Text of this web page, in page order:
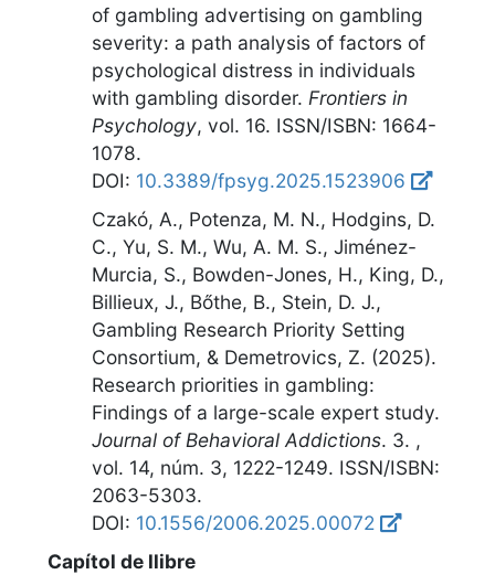
of gambling advertising on gambling
severity: a path analysis of factors of
psychological distress in individuals
with gambling disorder. Frontiers in
Psychology,vol. 16. ISSN/ISBN: 1664-
1078.
DOI: 10.3389/fpsyg.2025.1523906
Czakó, A., Potenza, M. N., Hodgins, D.
C., Yu, S. M., Wu, A. M. S., Jiménez-
Murcia, S., Bowden-Jones, H., King, D.,
Billieux, J., Bőthe, B., Stein, D. J.,
Gambling Research Priority Setting
Consortium, & Demetrovics, Z. (2025).
Research priorities in gambling:
Findings of a large-scale expert study.
Journal of Behavioral Addictions. 3. ,
vol. 14, núm. 3, 1222-1249. ISSN/ISBN:
2063-5303.
DOI: 10.1556/2006.2025.00072
Capítol de llibre